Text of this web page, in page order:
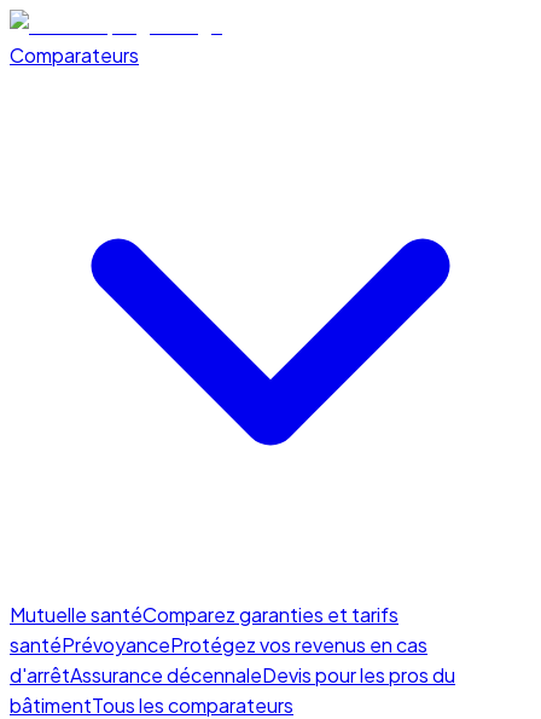
Comparateurs
Mutuelle santéComparez garanties et tarifs
santéPrévoyanceProtégez vos revenus en cas
d'arrêtAssurance décennaleDevis pour les pros du
bâtimentTous les comparateurs